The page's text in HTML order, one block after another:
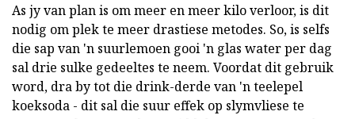
As jy van plan is om meer en meer kilo verloor, is dit
nodig om plek te meer drastiese metodes. So, is selfs
die sap van 'n suurlemoen gooi 'n glas water per dag
sal drie sulke gedeeltes te neem. Voordat dit gebruik
word, dra by tot die drink-derde van 'n teelepel
koeksoda - dit sal die suur effek op slymvliese te